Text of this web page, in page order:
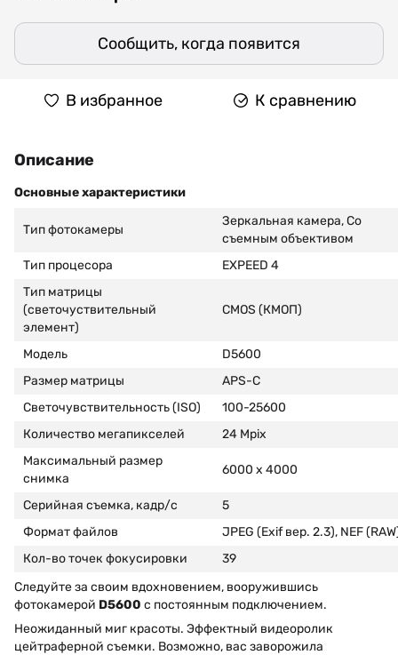
Сообщить, когда появится
В избранное К сравнению
Описание
Основные характеристики
Тип фотокамеры
Зеркальная камера, Со
съемным объективом
Тип процесора
EXPEED 4
Тип матрицы
(светочуствительный
элемент)
CMOS (КМОП)
Модель
D5600
Размер матрицы
APS-C
Светочувствительность (ISO)
100-25600
Количество мегапикселей
24 Mpix
Максимальный размер
снимка
6000 x 4000
Серийная съемка, кадр/с
5
Формат файлов
JPEG (Exif вер. 2.3), NEF
Кол-во точек фокусировки
39
Следуйте за своим вдохновением, вооружившись
фотокамерой D5600 с постоянным подключением.
Неожиданный миг красоты. Эффектный видеоролик
цейтраферной съемки. Возможно, вас заворожила